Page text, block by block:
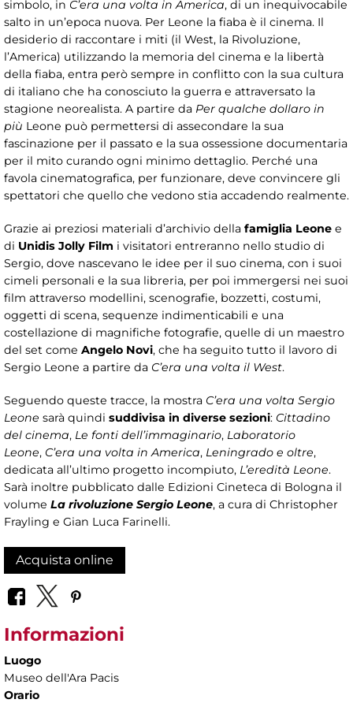
simbolo, in C’era una volta in America, di un inequivocabile
salto in un’epoca nuova. Per Leone la fiaba è il cinema. Il
desiderio di raccontare i miti (il West, la Rivoluzione,
l’America) utilizzando la memoria del cinema e la libertà
della fiaba, entra però sempre in conflitto con la sua cultura
di italiano che ha conosciuto la guerra e attraversato la
stagione neorealista. A partire da Per qualche dollaro in
più Leone può permettersi di assecondare la sua
fascinazione per il passato e la sua ossessione documentaria
per il mito curando ogni minimo dettaglio. Perché una
favola cinematografica, per funzionare, deve convincere gli
spettatori che quello che vedono stia accadendo realmente.
Grazie ai preziosi materiali d’archivio della famiglia Leone e
di Unidis Jolly Film i visitatori entreranno nello studio di
Sergio, dove nascevano le idee per il suo cinema, con i suoi
cimeli personali e la sua libreria, per poi immergersi nei suoi
film attraverso modellini, scenografie, bozzetti, costumi,
oggetti di scena, sequenze indimenticabili e una
costellazione di magnifiche fotografie, quelle di un maestro
del set come Angelo Novi, che ha seguito tutto il lavoro di
Sergio Leone a partire da C’era una volta il West.
Seguendo queste tracce, la mostra C’era una volta Sergio
Leone sarà quindi suddivisa in diverse sezioni: Cittadino
del cinema, Le fonti dell’immaginario, Laboratorio
Leone, C’era una volta in America, Leningrado e oltre,
dedicata all’ultimo progetto incompiuto, L’eredità Leone.
Sarà inoltre pubblicato dalle Edizioni Cineteca di Bologna il
volume La rivoluzione Sergio Leone, a cura di Christopher
Frayling e Gian Luca Farinelli.
Acquista online
Informazioni
Luogo
Museo dell'Ara Pacis
Orario